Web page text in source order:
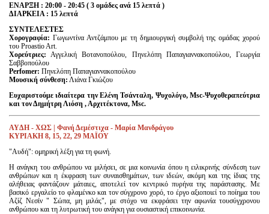
ΕΝΑΡΞΗ : 20:00 - 20:45 ( 3 ομάδες ανά 15 λεπτά )
ΔΙΑΡΚΕΙΑ : 15 λεπτά
ΣΥΝΤΕΛΕΣΤΕΣ
Χορογραφία: Γωγωντίνα Αντζάμπου με τη δημιουργική συμβολή της ομάδας χορού
του Proastio Art.
Χορεύτριες: Αγγελική Βοτανοπούλου, Πηνελόπη Παπαγιαννακοπούλου, Γεωργία
Σαββοπούλου
Perfomer: Πηνελόπη Παπαγιαννακοπούλου
Μουσική σύνθεση: Λιάνα Γκιώζου
Ευχαριστούμε ιδιαίτερα την Ελένη Τσάνταλη, Ψυχολόγο, Msc-Ψυχοθεραπεύτρια
και τον Δημήτρη Λιόση , Αρχιτέκτονα, Msc.
AYΔΗ - XΩΣ | Φανή Δεμέστιχα - Μαρία Μανδράγου
KΥΡΙΑΚΗ 8, 15, 22, 29 ΜΑΪΟΥ
"Αυδή": ομηρική λέξη για τη φωνή.
Η ανάγκη του ανθρώπου να μιλήσει, σε μια κοινωνία όπου η ειλικρινής σύνδεση των
ανθρώπων και η έκφραση των συναισθημάτων, των ιδεών, ακόμη και της ίδιας της
αλήθειας φαντάζουν μάταιες, αποτελεί τον κεντρικό πυρήνα της παράστασης. Με
βασικό εργαλείο το φλαμένκο και τον σύγχρονο χορό, το έργο αξιοποιεί το ποίημα του
Αζίζ Νεσίν " Σώπα, μη μιλάς", με στόχο να εκφράσει την αφωνία τουσύγχρονου
ανθρώπου και τη λυτρωτική του ανάγκη για ουσιαστική επικοινωνία.